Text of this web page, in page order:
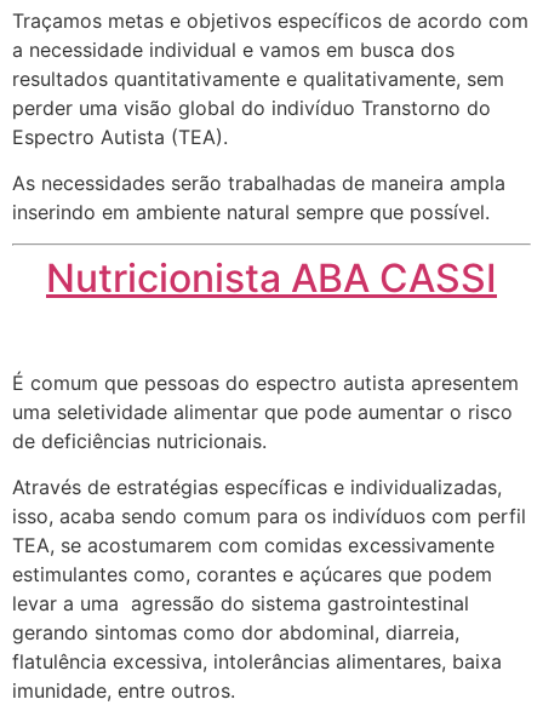
Traçamos metas e objetivos específicos de acordo com
a necessidade individual e vamos em busca dos
resultados quantitativamente e qualitativamente, sem
perder uma visão global do indivíduo Transtorno do
Espectro Autista (TEA).
As necessidades serão trabalhadas de maneira ampla
inserindo em ambiente natural sempre que possível.
Nutricionista ABA CASSI
É comum que pessoas do espectro autista apresentem
uma seletividade alimentar que pode aumentar o risco
de deficiências nutricionais.
Através de estratégias específicas e individualizadas,
isso, acaba sendo comum para os indivíduos com perfil
TEA, se acostumarem com comidas excessivamente
estimulantes como, corantes e açúcares que podem
levar a uma agressão do sistema gastrointestinal
gerando sintomas como dor abdominal, diarreia,
flatulência excessiva, intolerâncias alimentares, baixa
imunidade, entre outros.